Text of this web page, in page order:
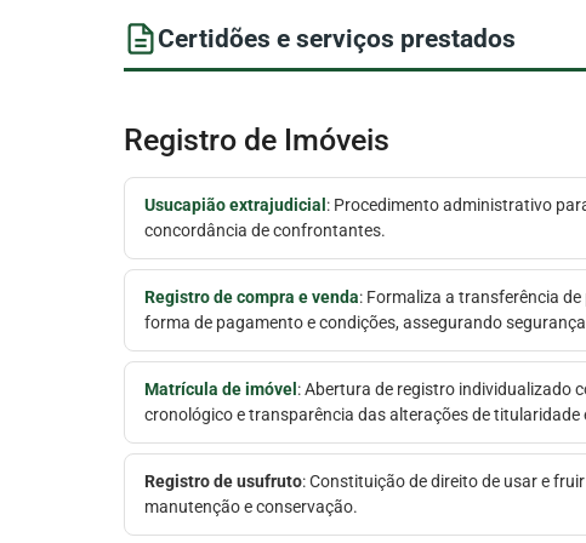
Certidões e serviços prestados
Registro de Imóveis
Usucapião extrajudicial : Procedimento administrativo
concordância de confrontantes.
Registro de compra e venda: Formaliza a transferência
forma de pagamento e condições, assegurando
Matrícula de imóvel : Abertura de registro individualizado
cronológico e transparência das alterações de titularidade
Registro de usufruto: Constituição de direito de usar e
manutenção e conservação.